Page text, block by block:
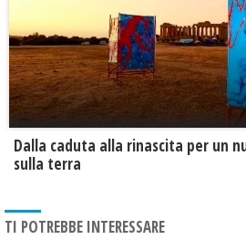
Dalla caduta alla rinascita per un
sulla terra
TI POTREBBE INTERESSARE